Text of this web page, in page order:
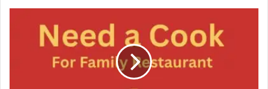
റസ്റ്ററന്റിലേക്ക്
കുക്കിനെ